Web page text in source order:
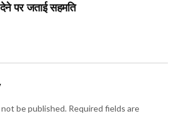
देने पर जताई सहमति
be published. Required fields are